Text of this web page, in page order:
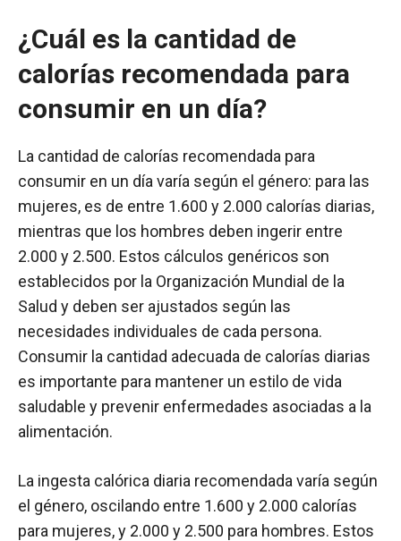
¿Cuál es la cantidad de
calorías recomendada para
consumir en un día?
La cantidad de calorías recomendada para
consumir en un día varía según el género: para las
mujeres, es de entre 1.600 y 2.000 calorías diarias,
mientras que los hombres deben ingerir entre
2.000 y 2.500. Estos cálculos genéricos son
establecidos por la Organización Mundial de la
Salud y deben ser ajustados según las
necesidades individuales de cada persona.
Consumir la cantidad adecuada de calorías diarias
es importante para mantener un estilo de vida
saludable y prevenir enfermedades asociadas a la
alimentación.
La ingesta calórica diaria recomendada varía según
el género, oscilando entre 1.600 y 2.000 calorías
para mujeres, y 2.000 y 2.500 para hombres. Estos